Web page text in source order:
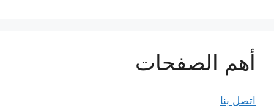
أهم الصفحات
اتصل بنا